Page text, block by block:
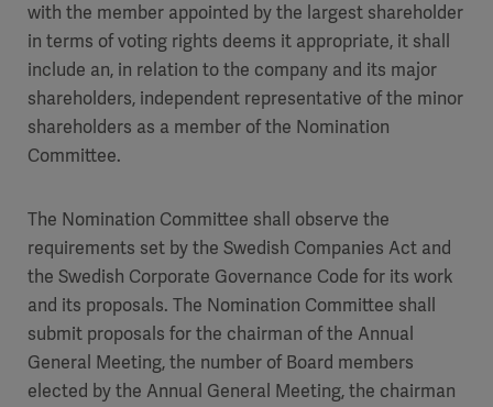
with the member appointed by the largest shareholder
in terms of voting rights deems it appropriate, it shall
include an, in relation to the company and its major
shareholders, independent representative of the minor
shareholders as a member of the Nomination
Committee.
The Nomination Committee shall observe the
requirements set by the Swedish Companies Act and
the Swedish Corporate Governance Code for its work
and its proposals. The Nomination Committee shall
submit proposals for the chairman of the Annual
General Meeting, the number of Board members
elected by the Annual General Meeting, the chairman